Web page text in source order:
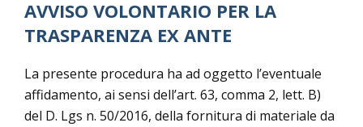
AVVISO VOLONTARIO PER LA
TRASPARENZA EX ANTE
La presente procedura ha ad oggetto l’eventuale
affidamento, ai sensi dell’art. 63, comma 2, lett. B)
del D. Lgs n. 50/2016, della fornitura di materiale da